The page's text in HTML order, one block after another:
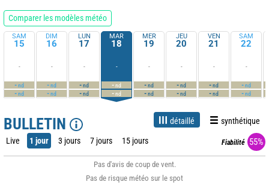
Comparer les modèles météo
SAM
15
-
-nd
-nd
DIM
16
-
-nd
-nd
LUN
17
-
-nd
-nd
MAR
18
-
-nd
-nd
MER
19
-
-nd
-nd
JEU
20
-
-nd
-nd
VEN
21
-
-nd
-nd
SAM
22
-
-nd
-nd
BULLETIN détaillé synthétique
Live 1 jour 3 jours 7 jours 15 jours Fiabilité 55%
Pas d'avis de coup de vent.
Pas de risque météo sur le spot